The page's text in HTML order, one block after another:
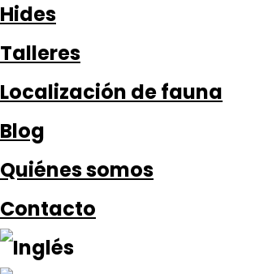
Hides
Talleres
Localización de fauna
Blog
Quiénes somos
Contacto